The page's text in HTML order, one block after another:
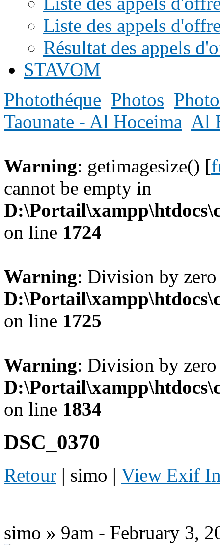
Liste des appels
Résultat des appels
STAVOM
Photothéque Photos
Taounate - Al Hoceima Al
Warning: getimagesize() [
cannot be empty in
on line 1724
Warning: Division by
on line 1725
Warning: Division by
on line 1834
DSC_0370
Retour | simo | View Exif
simo » 9am - February 3,